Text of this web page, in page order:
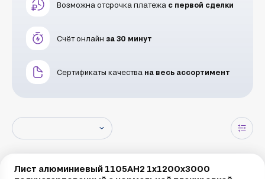
Возможна отсрочка платежа с первой сделки
Счёт онлайн за 30 минут
Сертификаты качества на весь ассортимент
Лист алюминиевый 1105АН2 1х1200х3000